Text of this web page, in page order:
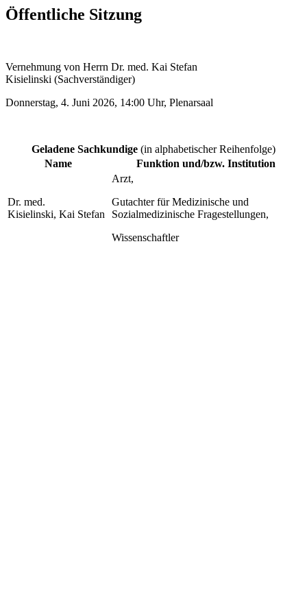
Öffentliche Sitzung
Vernehmung von Herrn Dr. med. Kai Stefan
Kisielinski (Sachverständiger)
Donnerstag, 4. Juni 2026, 14:00 Uhr, Plenarsaal
Geladene Sachkundige (in alphabetischer Reihenfolge)
Name
Funktion und/bzw. Institution
Dr. med.
Kisielinski, Kai Stefan
Arzt,
Gutachter für Medizinische und
Sozialmedizinische Fragestellungen,
Wissenschaftler